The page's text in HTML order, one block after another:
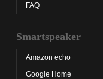
FAQ
Smartspeaker
Amazon echo
Google Home